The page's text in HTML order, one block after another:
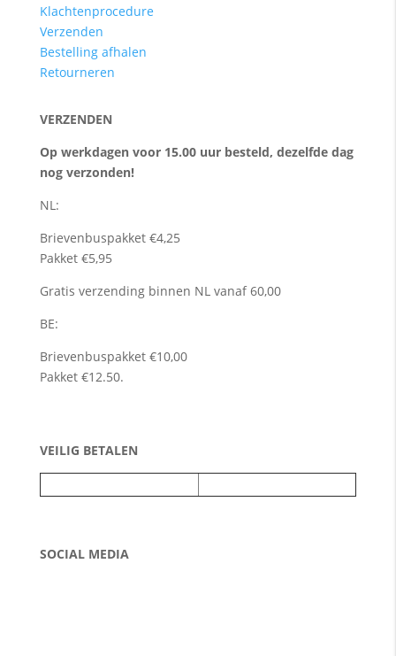
Klachtenprocedure
Verzenden
Bestelling afhalen
Retourneren
VERZENDEN
Op werkdagen voor 15.00 uur besteld, dezelfde dag
nog verzonden!
NL:
Brievenbuspakket €4,25
Pakket €5,95
Gratis verzending binnen NL vanaf 60,00
BE:
Brievenbuspakket €10,00
Pakket €12.50.
VEILIG BETALEN
SOCIAL MEDIA